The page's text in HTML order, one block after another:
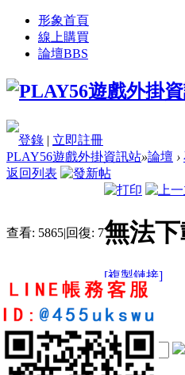
形象首頁
線上購買
論壇BBS
登錄 | 立即註冊
PLAY56遊戲外掛資訊站»論壇 ›
返回列表
查看: 5865|回復: 7無法
[複製鏈接]
daniel26
2
主題
6
帖子
94
積分
電梯直達
樓主